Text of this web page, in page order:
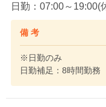
日勤：07:00～19:00(
備 考
※日勤のみ
日勤補足：8時間勤務